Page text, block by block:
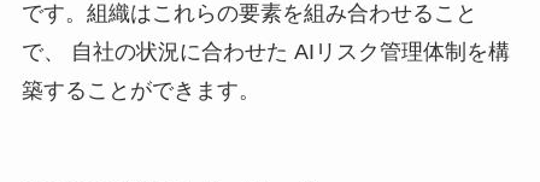
です。組織はこれらの要素を組み合わせること
で、 自社の状況に合わせた AIリスク管理体制を構
築することができます。